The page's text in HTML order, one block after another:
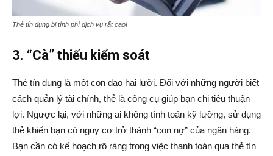
Thẻ tín dụng bị tính phí dịch vụ rất cao!
3. “Cà” thiếu kiểm soát
Thẻ tín dụng là một con dao hai lưỡi. Đối với những người biết
cách quản lý tài chính, thẻ là công cụ giúp bạn chi tiêu thuận
lợi. Ngược lại, với những ai không tính toán kỹ lưỡng, sử dụng
thẻ khiến bạn có nguy cơ trở thành “con nợ” của ngân hàng.
Bạn cần có kế hoạch rõ ràng trong việc thanh toán qua thẻ tín